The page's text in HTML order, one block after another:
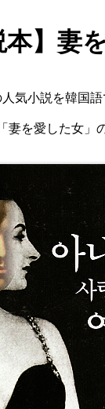
本】妻
人気小説を韓国
妻を愛した女」